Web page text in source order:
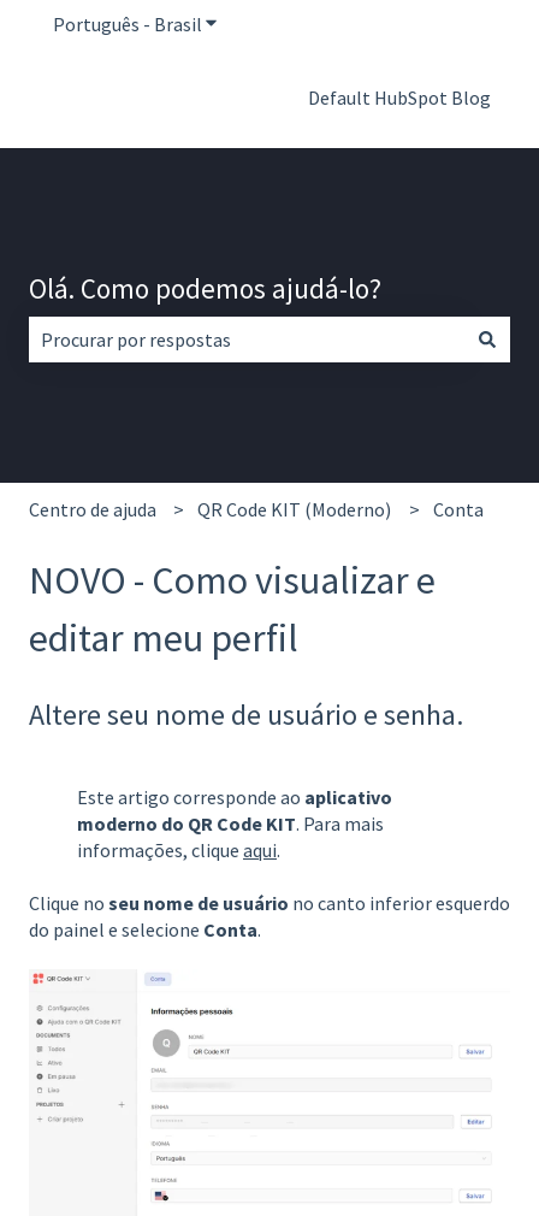
Português - Brasil Mostrar submenu para traduções
Default HubSpot Blog
Olá. Como podemos ajudá-lo?
Centro de ajuda QR Code KIT (Moderno) Conta
NOVO - Como visualizar e
editar meu perfil
Altere seu nome de usuário e senha.
Este artigo corresponde ao aplicativo
moderno do QR Code KIT. Para mais
informações, clique aqui.
Clique no seu nome de usuário no canto inferior esquerdo
do painel e selecione Conta.